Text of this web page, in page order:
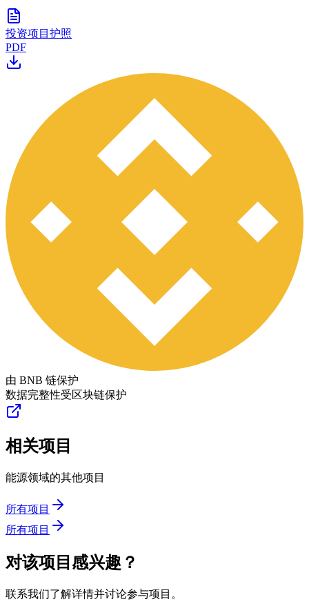
投资项目护照
PDF
由 BNB 链保护
数据完整性受区块链保护
相关项目
能源领域的其他项目
所有项目
所有项目
对该项目感兴趣？
联系我们了解详情并讨论参与项目。